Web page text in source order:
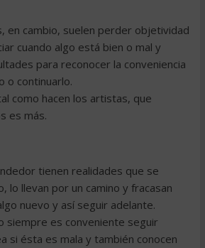
en cambio, suelen perder objetividad
cuando algo está bien o mal y
para reconocer la conveniencia
o continuarlo.
como hacen los artistas, que
es más.
tienen realidades que se
lo llevan por un camino y fracasan
nuevo y así seguir adelante.
siempre es conveniente seguir
si ésta es mala y también conocen